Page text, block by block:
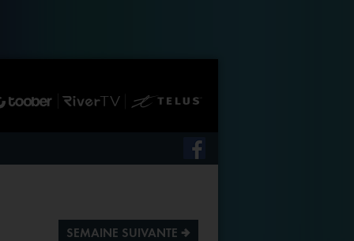
SEMAINE SUIVANTE ª